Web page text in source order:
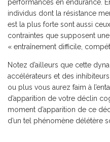
performances en endurance.
individus dont la résistance
est la plus forte sont aussi
contraintes que supposent une
« entraînement difficile,
Notez d’ailleurs que cette
accélérateurs et des
ou plus vous aurez faim à
d’apparition de votre déclin
moment d’apparition de ce
d’un tel phénomène délétère